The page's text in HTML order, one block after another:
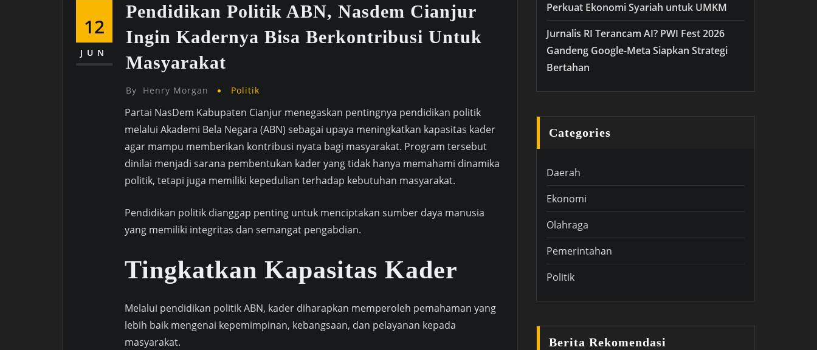
12
JUN
Pendidikan Politik ABN, Nasdem Cianjur
Ingin Kadernya Bisa Berkontribusi Untuk
Masyarakat
By Henry Morgan Politik
Partai NasDem Kabupaten Cianjur menegaskan pentingnya pendidikan politik
melalui Akademi Bela Negara (ABN) sebagai upaya meningkatkan kapasitas kader
agar mampu memberikan kontribusi nyata bagi masyarakat. Program tersebut
dinilai menjadi sarana pembentukan kader yang tidak hanya memahami dinamika
politik, tetapi juga memiliki kepedulian terhadap kebutuhan masyarakat.
Pendidikan politik dianggap penting untuk menciptakan sumber daya manusia
yang memiliki integritas dan semangat pengabdian.
Tingkatkan Kapasitas Kader
Melalui pendidikan politik ABN, kader diharapkan memperoleh pemahaman yang
lebih baik mengenai kepemimpinan, kebangsaan, dan pelayanan kepada
masyarakat.
Perkuat Ekonomi Syariah untuk UMKM
Jurnalis RI Terancam AI? PWI Fest 2026
Gandeng Google-Meta Siapkan Strategi
Bertahan
Categories
Daerah
Ekonomi
Olahraga
Pemerintahan
Politik
Berita Rekomendasi